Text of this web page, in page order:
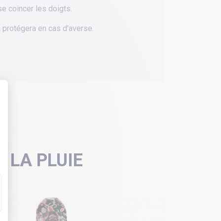
coincer les doigts.
en cas d'averse.
LA PLUIE